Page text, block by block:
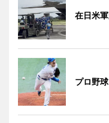
在日米
プロ野